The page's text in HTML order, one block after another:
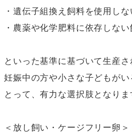
・遺伝子組換え飼料を使用しな
・農薬や化学肥料に依存しな
といった基準に基づいて生産さ
妊娠中の方や小さな子どもが
とって、有力な選択肢となりま
＜放し飼い・ケージフリー卵＞